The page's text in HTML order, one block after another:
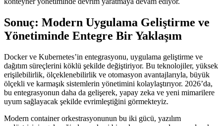
Sonuç: Modern Uygulama Geliştirme ve
Yönetiminde Entegre Bir Yaklaşım
Docker ve Kubernetes’in entegrasyonu, uygulama geliştirme ve
dağıtım süreçlerini köklü şekilde değiştiriyor. Bu teknolojiler, yüksek
erişilebilirlik, ölçeklenebilirlik ve otomasyon avantajlarıyla, büyük
ölçekli ve karmaşık sistemlerin yönetimini kolaylaştırıyor. 2026’da,
bu entegrasyonun daha da gelişerek, yapay zeka ve yeni mimarilere
uyum sağlayacak şekilde evrimleştiğini görmekteyiz.
Modern container orkestrasyonunun bu iki gücü, yazılım